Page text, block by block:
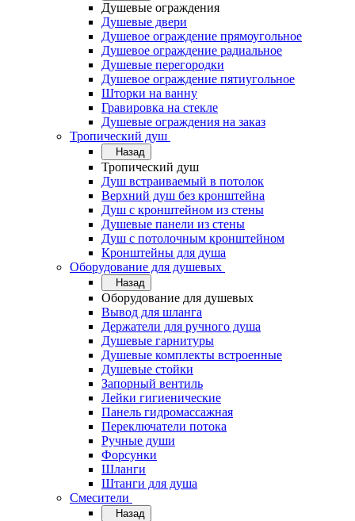
Душевые ограждения
Душевые двери
Душевое ограждение прямоугольное
Душевое ограждение радиальное
Душевые перегородки
Душевое ограждение пятиугольное
Шторки на ванну
Гравировка на стекле
Душевые ограждения на заказ
Тропический душ
Назад
Тропический душ
Душ встраиваемый в потолок
Верхний душ без кронштейна
Душ с кронштейном из стены
Душевые панели из стены
Душ с потолочным кронштейном
Кронштейны для душа
Оборудование для душевых
Назад
Оборудование для душевых
Вывод для шланга
Держатели для ручного душа
Душевые гарнитуры
Душевые комплекты встроенные
Душевые стойки
Запорный вентиль
Лейки гигиенические
Панель гидромассажная
Переключатели потока
Ручные души
Форсунки
Шланги
Штанги для душа
Смесители
Назад